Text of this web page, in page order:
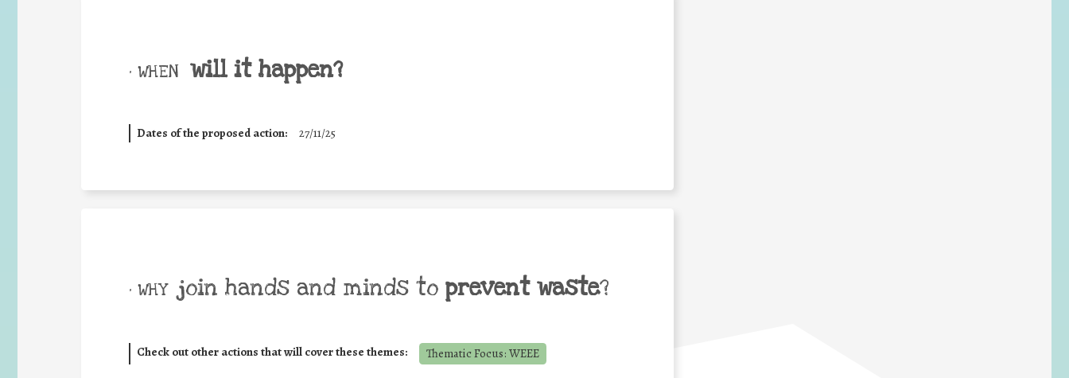
• WHEN will it happen?
Dates of the proposed action: 27/11/25
• WHY join hands and minds to prevent waste?
Check out other actions that will cover these themes: Thematic Focus: WEEE